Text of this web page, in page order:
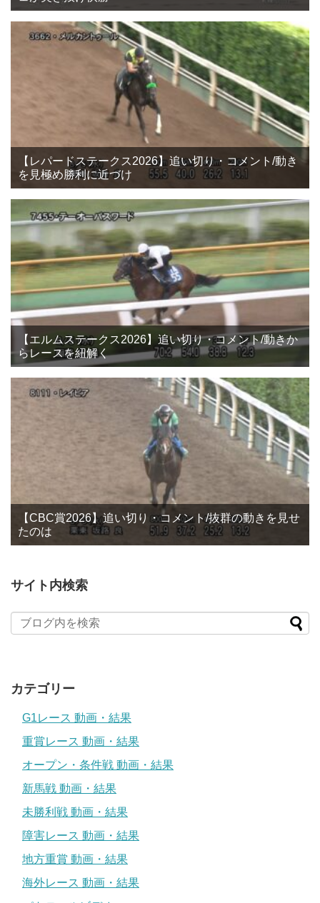
【レパードステークス2026】追い切り・コメント/動き
を見極め勝利に近づけ
【エルムステークス2026】追い切り・コメント/動きか
らレースを紐解く
【CBC賞2026】追い切り・コメント/抜群の動きを見せ
たのは
サイト内検索
カテゴリー
G1レース 動画・結果
重賞レース 動画・結果
オープン・条件戦 動画・結果
新馬戦 動画・結果
未勝利戦 動画・結果
障害レース 動画・結果
地方重賞 動画・結果
海外レース 動画・結果